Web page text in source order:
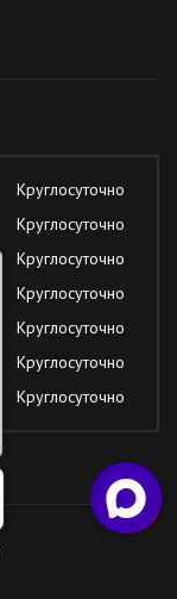
Круглосуточно
Круглосуточно
Круглосуточно
Круглосуточно
Круглосуточно
Круглосуточно
Круглосуточно